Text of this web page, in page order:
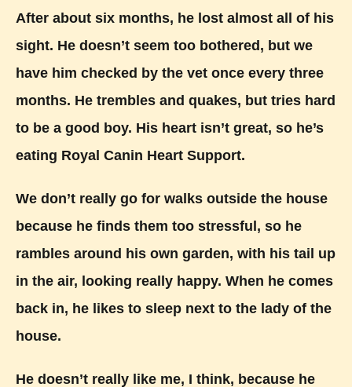
After about six months, he lost almost all of his
sight. He doesn’t seem too bothered, but we
have him checked by the vet once every three
months. He trembles and quakes, but tries hard
to be a good boy. His heart isn’t great, so he’s
eating Royal Canin Heart Support.
We don’t really go for walks outside the house
because he finds them too stressful, so he
rambles around his own garden, with his tail up
in the air, looking really happy. When he comes
back in, he likes to sleep next to the lady of the
house.
He doesn’t really like me, I think, because he